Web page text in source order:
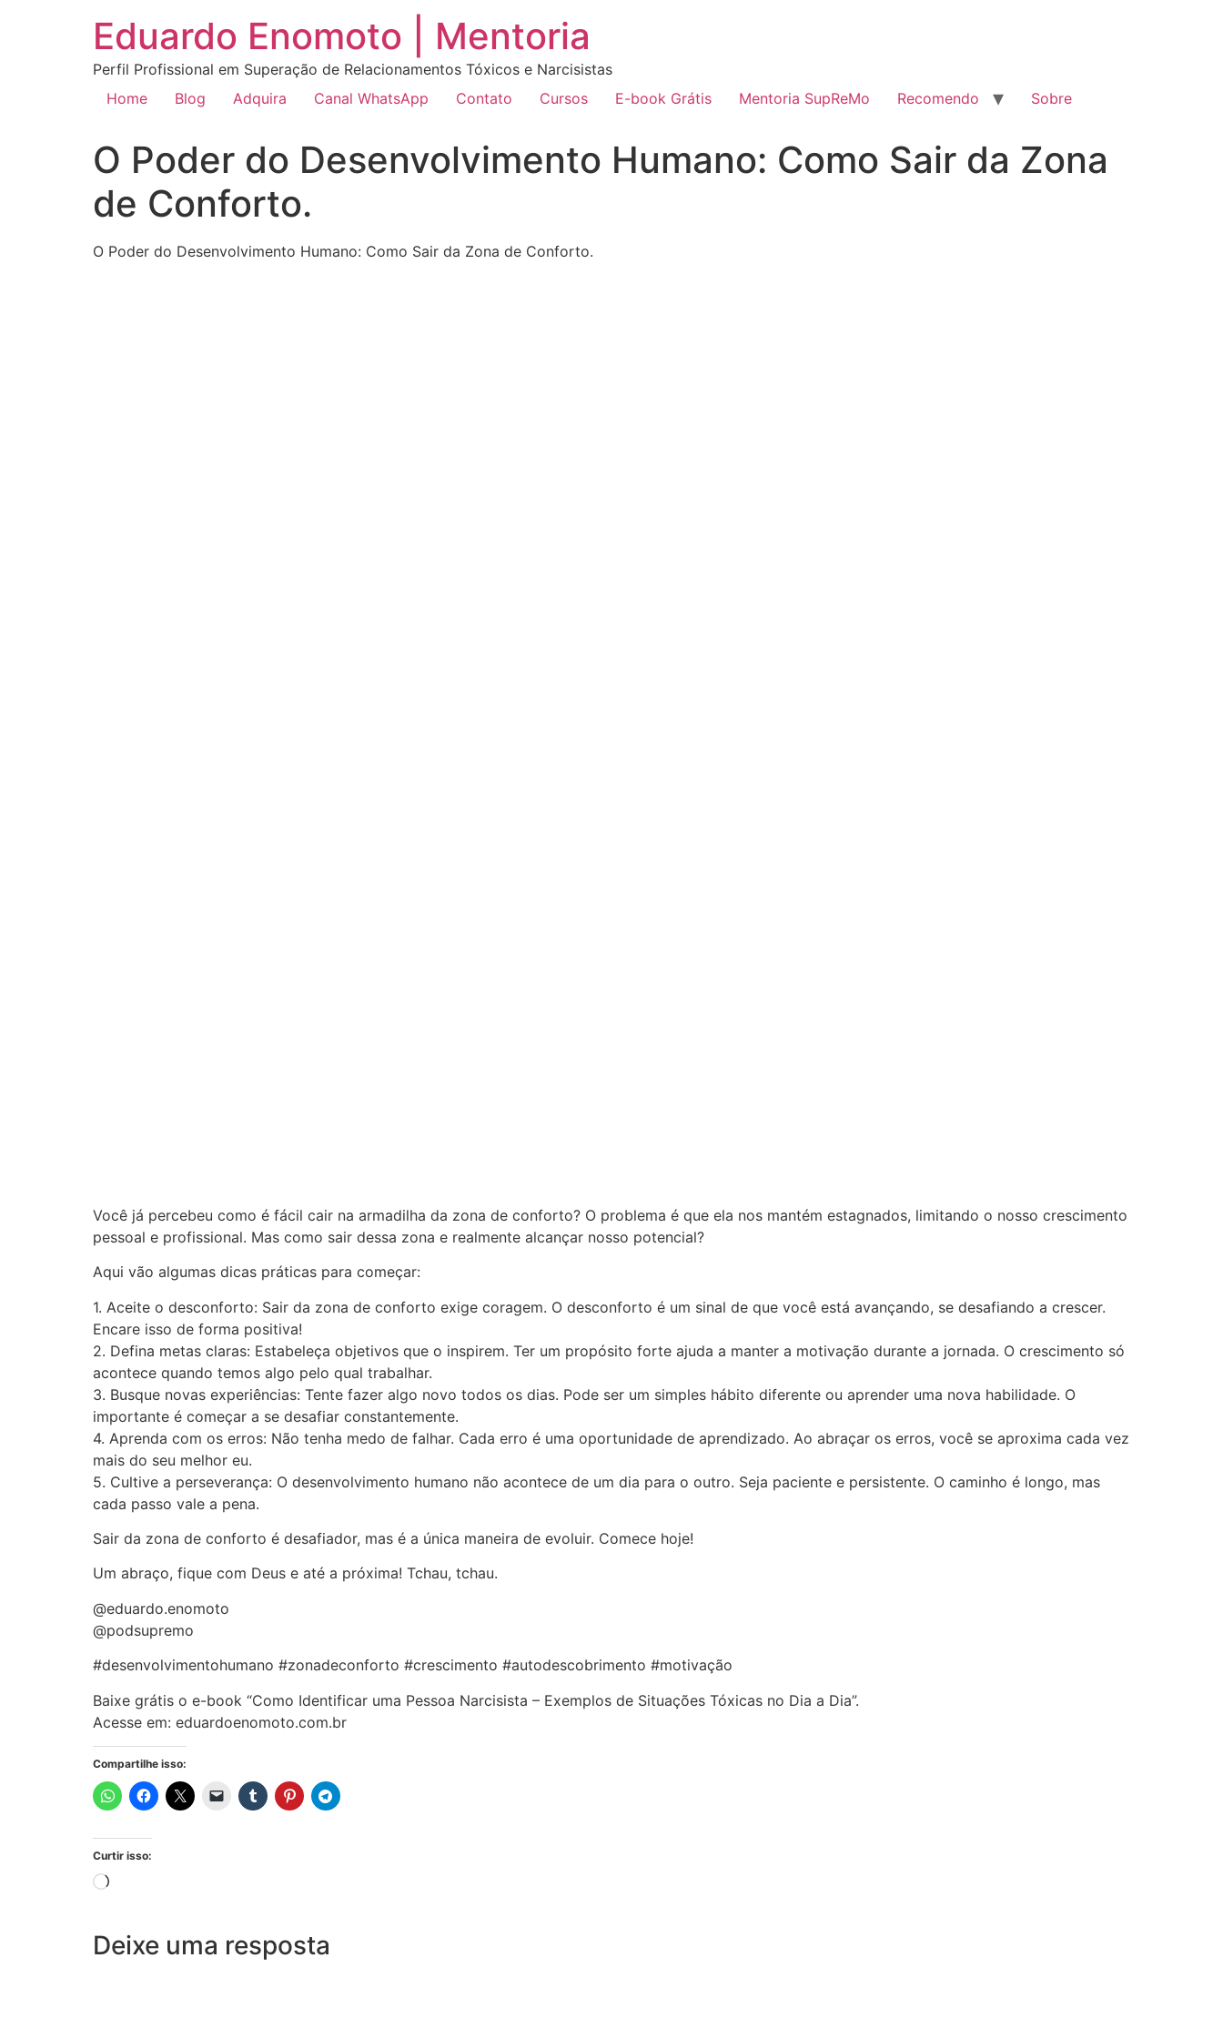
Eduardo Enomoto | Mentoria
Perfil Profissional em Superação de Relacionamentos Tóxicos e Narcisistas
Home
Blog Adquira Canal WhatsApp Contato Cursos E-book Grátis Mentoria SupReMo Recomendo Sobre
O Poder do Desenvolvimento Humano: Como Sair da Zona
de Conforto.
O Poder do Desenvolvimento Humano: Como Sair da Zona de Conforto.
Você já percebeu como é fácil cair na armadilha da zona de conforto? O problema é que ela nos mantém estagnados, limitando o nosso crescimento
pessoal e profissional. Mas como sair dessa zona e realmente alcançar nosso potencial?
Aqui vão algumas dicas práticas para começar:
1. Aceite o desconforto: Sair da zona de conforto exige coragem. O desconforto é um sinal de que você está avançando, se desafiando a crescer.
Encare isso de forma positiva!
2. Defina metas claras: Estabeleça objetivos que o inspirem. Ter um propósito forte ajuda a manter a motivação durante a jornada. O crescimento só
acontece quando temos algo pelo qual trabalhar.
3. Busque novas experiências: Tente fazer algo novo todos os dias. Pode ser um simples hábito diferente ou aprender uma nova habilidade. O
importante é começar a se desafiar constantemente.
4. Aprenda com os erros: Não tenha medo de falhar. Cada erro é uma oportunidade de aprendizado. Ao abraçar os erros, você se aproxima cada vez
mais do seu melhor eu.
5. Cultive a perseverança: O desenvolvimento humano não acontece de um dia para o outro. Seja paciente e persistente. O caminho é longo, mas
cada passo vale a pena.
Sair da zona de conforto é desafiador, mas é a única maneira de evoluir. Comece hoje!
Um abraço, fique com Deus e até a próxima! Tchau, tchau.
@eduardo.enomoto
@podsupremo
#desenvolvimentohumano #zonadeconforto #crescimento #autodescobrimento #motivação
Baixe grátis o e-book “Como Identificar uma Pessoa Narcisista – Exemplos de Situações Tóxicas no Dia a Dia”.
Acesse em: eduardoenomoto.com.br
Compartilhe isso:
Curtir isso:
Deixe uma resposta